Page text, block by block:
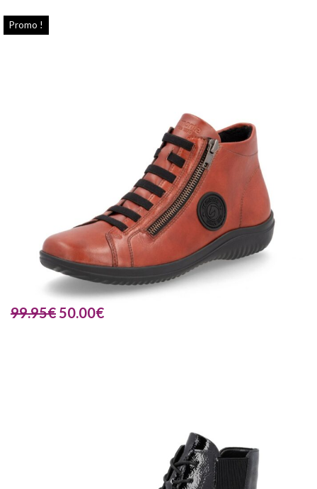
Promo !
99.95€ 50.00€